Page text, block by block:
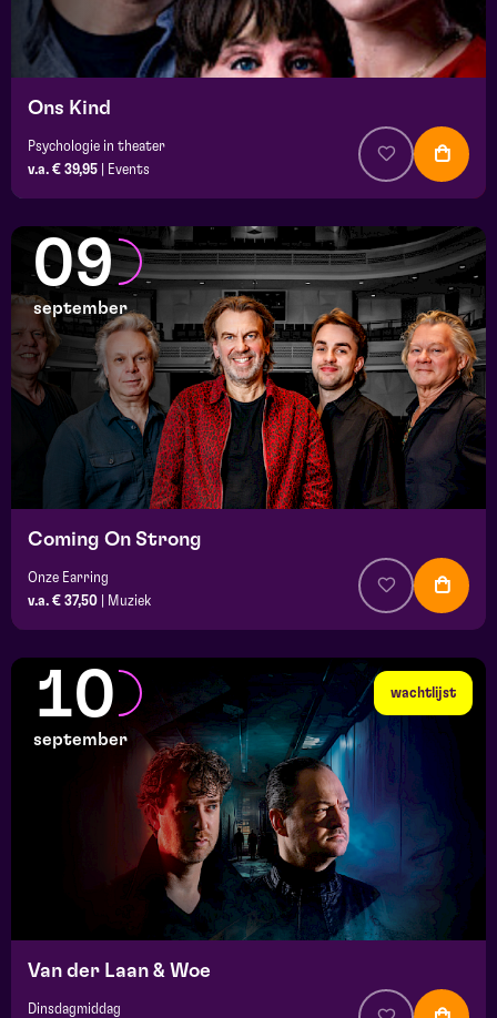
Ons Kind
Psychologie in theater
v.a. € 39,95
Events
09
september
Coming On Strong
Onze Earring
v.a. € 37,50
Muziek
wachtlijst
10
september
Van der Laan & Woe
Dinsdagmiddag